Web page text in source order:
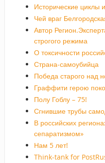
Исторические циклы
Чей враг
Автор
строгого режима
О токсичности
Страна-самоубийца
Победа старого над
Граффити герою
Полу Гоблу – 75!
Сгнившие трубы
В российских
сепаратизмом»
Нам 5 лет!
Think-tank for